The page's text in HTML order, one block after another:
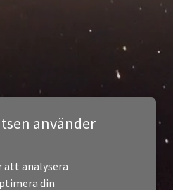
använder
att analysera
din